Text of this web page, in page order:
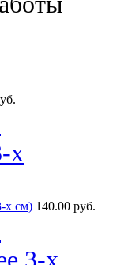
х см) 140.00 руб.